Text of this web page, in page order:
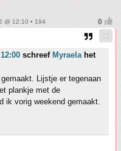
@ 12:10 • 194
schreef Myraela het
Lijstje er tegenaan
plankje met de
ik vorig weekend gemaakt.